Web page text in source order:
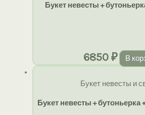
Букет невесты +
6850₽ В
Букет невесты и
Букет невесты + бутоньерка